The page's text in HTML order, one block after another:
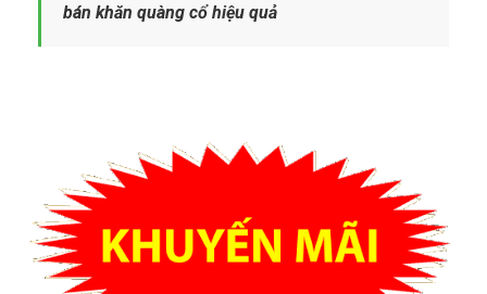
bán khăn quàng cổ hiệu quả